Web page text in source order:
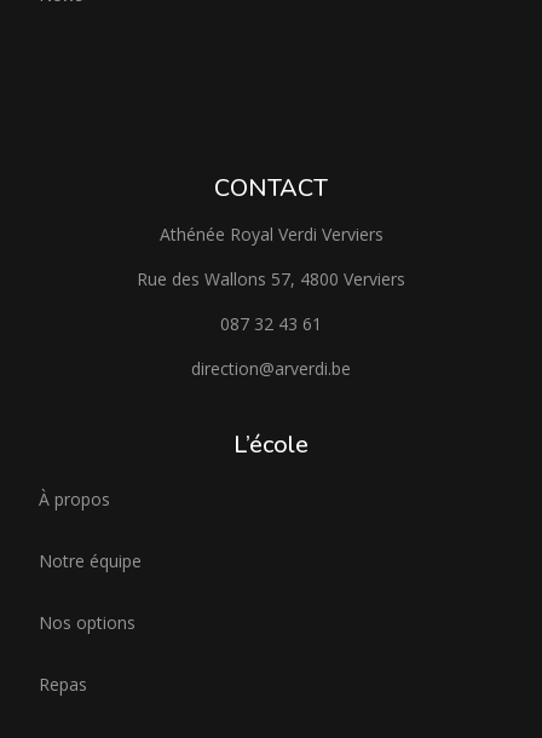
CONTACT
Athénée Royal Verdi Verviers
Rue des Wallons 57, 4800 Verviers
087 32 43 61
direction@arverdi.be
L’école
À propos
Notre équipe
Nos options
Repas